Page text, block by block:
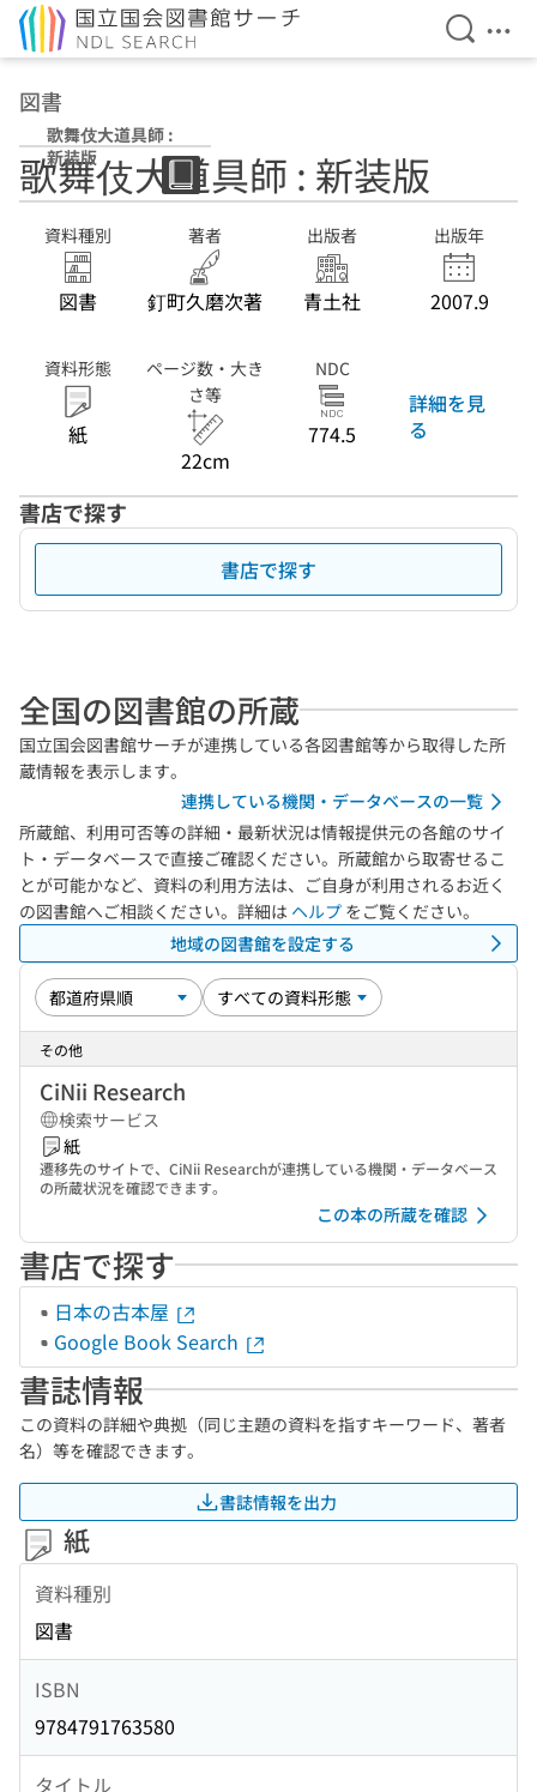
検索を
メ
図書
歌舞伎大道具師 :
新装版
歌舞伎大道具師 : 新装版
資料種別
図書
著者
釘町久磨次著
出版者
青土社
出版年
2007.9
資料形態
紙
ページ数・大き
さ等
22cm
NDC
774.5
詳細を見
る
書店で探す
書店で探す
全国の図書館の所蔵
国立国会図書館サーチが連携している各図書館等から取得した所
蔵情報を表示します。
連携している機関・データベースの一覧
所蔵館、利用可否等の詳細・最新状況は情報提供元の各館のサイ
ト・データベースで直接ご確認ください。所蔵館から取寄せるこ
とが可能かなど、資料の利用方法は、ご自身が利用されるお近く
の図書館へご相談ください。詳細は ヘルプ をご覧ください。
地域の図書館を設定する
その他
CiNii Research
検索サービス
紙
遷移先のサイトで、CiNii Researchが連携している機関・データベース
の所蔵状況を確認できます。
この本の所蔵を確認
書店で探す
日本の古本屋
Google Book Search
書誌情報
この資料の詳細や典拠（同じ主題の資料を指すキーワード、著者
名）等を確認できます。
書誌情報を出力
紙
資料種別
図書
ISBN
9784791763580
タイトル